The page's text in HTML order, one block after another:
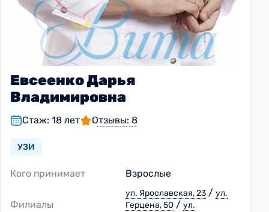
Евсеенко Дарья
Владимировна
Стаж: 18 лет Отзывы: 8
УЗИ
Кого принимает Взрослые
Филиалы
ул. Ярославская, 23 / ул.
Герцена, 50 / ул.